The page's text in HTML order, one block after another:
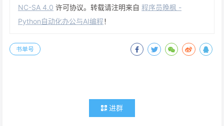
NC-SA 4.0 许可协议。转载请注明来自 程序员晚枫 -
Python自动化办公与AI编程！
书单号
进群